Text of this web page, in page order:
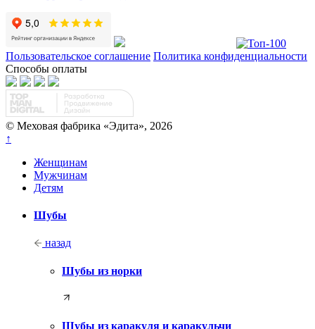
Пользовательское соглашение Политика конфиденциальности
Способы оплаты
© Меховая фабрика «Эдита», 2026
↑
Женщинам
Мужчинам
Детям
Шубы
назад
Шубы из норки
Шубы из каракуля и каракульчи